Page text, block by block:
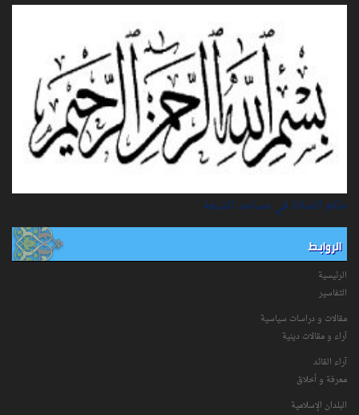
حكم الصلاة في مساجد الشيعة
الروابط
الرئيسية
التفاسیر
مقالات و دراسات سياسية
آراء و مقالات دينية
آراء القائد
معرفة و أخلاق
البلدان الإسلامية